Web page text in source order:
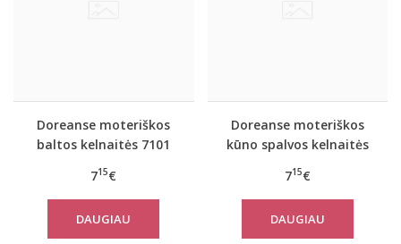
Doreanse moteriškos
baltos kelnaitės 7101
715€
DAUGIAU
Doreanse moteriškos
kūno spalvos kelnaitės
715€
DAUGIAU